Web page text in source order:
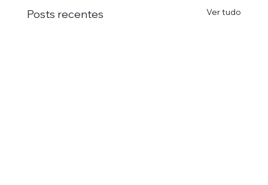
Posts recentes Ver tudo